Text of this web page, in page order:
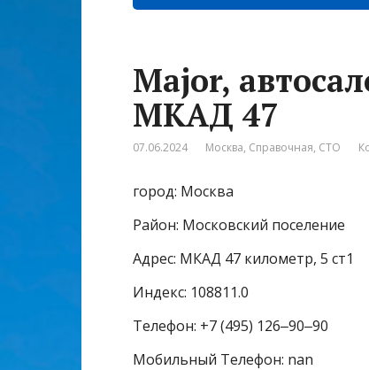
Major,
МКАД 47
07.06.2024 Москва, Справочная, СТО
город: Москва
Район: Московский поселение
Адрес: МКАД 47 километр, 5 ст1
Индекс: 108811.0
Телефон: +7 (495) 126‒90‒90
Мобильный Телефон: nan